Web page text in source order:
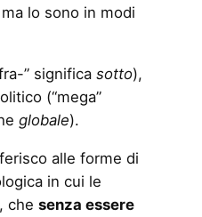
lo sono in modi
” significa sotto),
(“mega”
globale).
alle forme di
in cui le
che senza essere